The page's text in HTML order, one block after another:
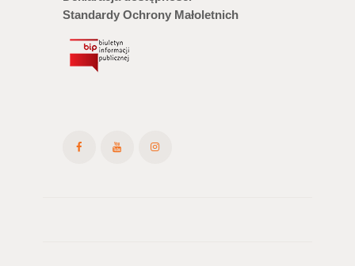
Standardy Ochrony Małoletnich